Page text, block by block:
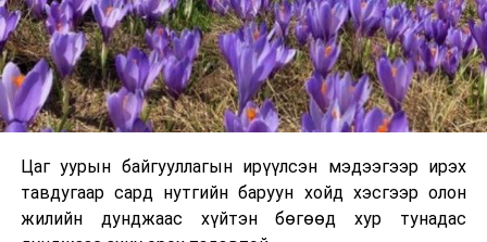
Цаг уурын байгууллагын ирүүлсэн мэдээгээр ирэх
тавдугаар сард нутгийн баруун хойд хэсгээр олон
жилийн дунджаас хүйтэн бөгөөд хур тунадас